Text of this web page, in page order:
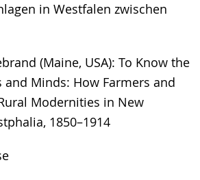
in Westfalen zwischen
(Maine, USA): To Know the
and Minds: How Farmers and
Modernities in New
1850–1914